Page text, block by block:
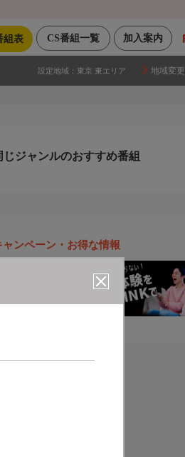
加入案内
CS番組一覧
組表
設定地域： 東京 東エリア 地域変更
じジャンルのおすすめ番組
ャンペーン・お得な情報